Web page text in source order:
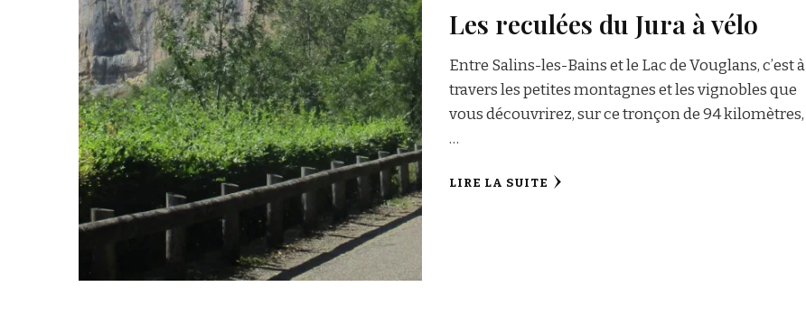
Les reculées du Jura à vélo
Entre Salins-les-Bains et le Lac de Vouglans, c’est à
travers les petites montagnes et les vignobles que
vous découvrirez, sur ce tronçon de 94 kilomètres,
…
LIRE LA SUITE